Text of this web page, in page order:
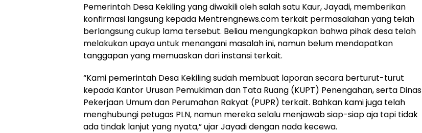
Pemerintah Desa Kekiling yang diwakili oleh salah satu Kaur, Jayadi, memberikan
konfirmasi langsung kepada Mentrengnews.com terkait permasalahan yang telah
berlangsung cukup lama tersebut. Beliau mengungkapkan bahwa pihak desa telah
melakukan upaya untuk menangani masalah ini, namun belum mendapatkan
tanggapan yang memuaskan dari instansi terkait.
“Kami pemerintah Desa Kekiling sudah membuat laporan secara berturut-turut
kepada Kantor Urusan Pemukiman dan Tata Ruang (KUPT) Penengahan, serta Dinas
Pekerjaan Umum dan Perumahan Rakyat (PUPR) terkait. Bahkan kami juga telah
menghubungi petugas PLN, namun mereka selalu menjawab siap-siap aja tapi tidak
ada tindak lanjut yang nyata,” ujar Jayadi dengan nada kecewa.